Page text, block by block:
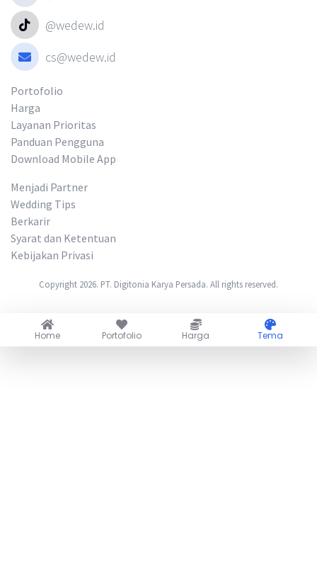
@wedew.id
cs@wedew.id
Portofolio
Harga
Layanan Prioritas
Panduan Pengguna
Download Mobile App
Menjadi Partner
Wedding Tips
Berkarir
Syarat dan Ketentuan
Kebijakan Privasi
Copyright 2026. PT. Digitonia Karya Persada. All rights reserved.
Home Portofolio Harga Tema